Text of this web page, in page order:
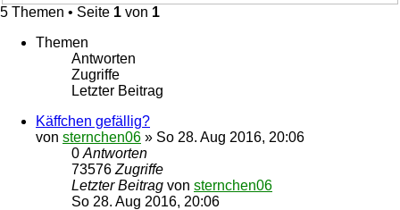
5 Themen • Seite 1 von 1
Themen
Antworten
Zugriffe
Letzter Beitrag
Käffchen gefällig?
von sternchen06 » So 28. Aug 2016, 20:06
0 Antworten
73576 Zugriffe
Letzter Beitrag von sternchen06
So 28. Aug 2016, 20:06